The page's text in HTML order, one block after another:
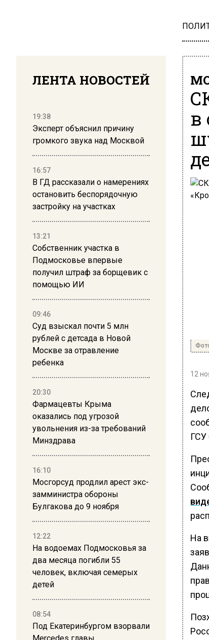
ЛЕНТА НОВОСТЕЙ
19:38
Эксперт объяснил причину
громкого звука над Москвой
16:57
В ГД рассказали о намерениях
остановить беспорядочную
застройку на участках
13:21
Собственник участка в
Подмосковье впервые
получил штраф за борщевик с
помощью ИИ
09:46
Суд взыскал почти 5 млн
рублей с детсада в Новой
Москве за отравление
ребенка
20:30
Фармацевты Крыма
оказались под угрозой
увольнения из-за требований
Минздрава
16:10
Мосгорсуд продлил арест экс-
замминистра обороны
Булгакова до 9 ноября
12:22
На водоемах Подмосковья за
два месяца погибли 55
человек, включая семерых
детей
08:54
Под Екатеринбургом взорвали
в
12
На